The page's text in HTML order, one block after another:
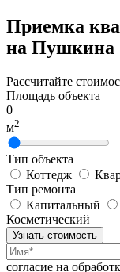
Приемка
на Пушкина
Рассчитайте
Площадь объекта
0
м2
Тип объекта
Коттедж
Тип ремонта
Капитальный
Косметический
Узнать стоимость
согласие на